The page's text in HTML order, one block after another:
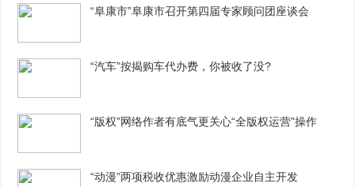
“阜康市”阜康市召开第四届专家顾问团座谈会
“汽车”按揭购车代办费，你被收了没?
“版权”网络作者有底气更关心“全版权运营”操作
“动漫”两项税收优惠激励动漫企业自主开发